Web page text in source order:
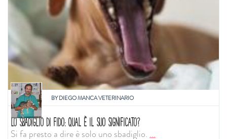
BYDIEGO MANCA VETERINARIO
LO SBADIGLIO DI FIDO: QUAL È IL SUO SIGNIFICATO?
Si fa presto a dire è solo uno sbadiglio....